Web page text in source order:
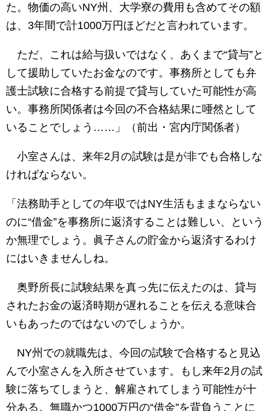
た。物価の高いNY州、大学寮の費用も含めてその額
は、3年間で計1000万円ほどだと言われています。
ただ、これは給与扱いではなく、あくまで“貸与”と
して援助していたお金なのです。事務所としても弁
護士試験に合格する前提で貸与していた可能性が高
い。事務所関係者は今回の不合格結果に唖然として
いることでしょう……」（前出・宮内庁関係者）
小室さんは、来年2月の試験は是が非でも合格しな
ければならない。
「法務助手としての年収ではNY生活もままならない
のに“借金”を事務所に返済することは難しい、という
か無理でしょう。眞子さんの貯金から返済するわけ
にはいきませんしね。
奥野所長に試験結果を真っ先に伝えたのは、貸与
されたお金の返済時期が遅れることを伝える意味合
いもあったのではないのでしょうか。
NY州での就職先は、今回の試験で合格すると見込
んで小室さんを入所させています。もし来年2月の試
験に落ちてしまうと、解雇されてしまう可能性が十
分ある。無職かつ1000万円の“借金”を背負うことに